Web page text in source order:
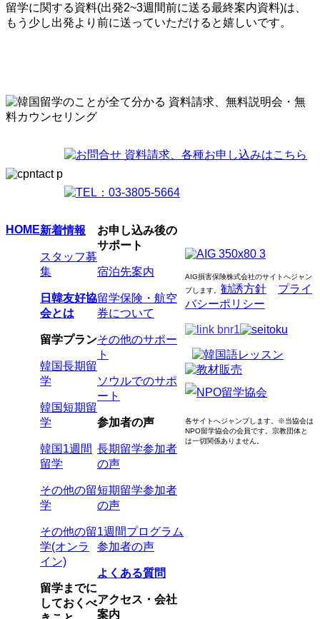
留学に関する資料(出発2~3週間前に送る最終案内資料)は、
もう少し出発より前に送っていただけると嬉しいです。
HOME新着情報
スタッフ募
集
日韓友好協
会とは
留学プラン
韓国長期留
学
韓国短期留
学
韓国1週間
留学
その他の留
学
その他の留
学(オンラ
イン)
留学までに
しておくべ
お申し込み後の
サポート
宿泊先案内
留学保険・航空
券について
その他のサポー
ト
ソウルでのサポ
ート
参加者の声
長期留学参加者
の声
短期留学参加者
の声
1週間プログラム
参加者の声
よくある質問
アクセス・会社
案内
AIG損害保険株式会社のサイトへジャン
プします
勧誘方針
プライ
バシーポリシー
各サイトへジャンプします。 ※当協会は
NPO留学協会の会員です。 宗教団体と
は一切関係ありません。